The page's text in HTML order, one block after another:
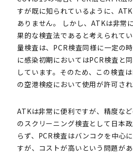
すが既に知られているように、
ありません。 しかし、ATKは非常
果的な検査法であると考えられて
量検査は、PCR検査同様に一定の
に感染初期においてはPCR検査と
しています。そのため、この検査
の空港検疫において使用が許可され
ATKは非常に便利ですが、精度な
のスクリーニング検査として日本
らず、PCR検査はバンコクを中心
すが、コストが高いという問題があ